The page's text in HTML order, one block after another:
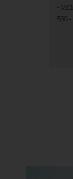
מבצע -
שמלות ערב קולקציה קודמתבין 200 - 500